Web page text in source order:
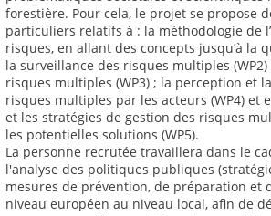
forestière. Pour cela, le projet se propose
particuliers relatifs à : la méthodologie de
risques, en allant des concepts jusqu’à la
la surveillance des risques multiples
risques multiples (WP3) ; la perception et
risques multiples par les acteurs (WP4) et
et les stratégies de gestion des risques
les potentielles solutions (WP5).
La personne recrutée travaillera dans le
l'analyse des politiques publiques
mesures de prévention, de préparation et
niveau européen au niveau local, afin de